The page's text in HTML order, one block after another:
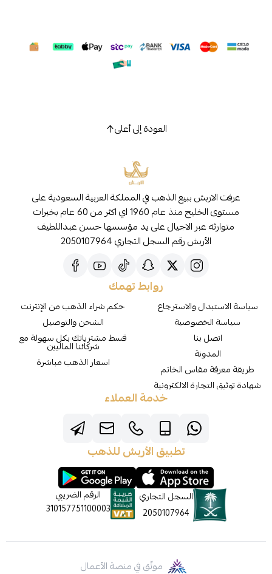
العودة إلى أعلى
عرفت الاربش ببيع الذهب في المملكة العربية السعودية على
مستوى الخليج منذ عام 1960 اي اكثر من 60 عام بخبرات
متوارثه عبر الاجيال على يد مؤسسها حسن عبداللطيف
الأربش رقم السجل التجاري 2050107964
روابط تهمك
سياسة الاستبدال والاسترجاع
سياسة الخصوصية
اتصل بنا
المدونة
طريقة معرفة مقاس الخاتم
شهادة توثيق التجارة الالكترونية
حكم شراء الذهب من الإنترنت
الشحن والتوصيل
قسط مشترياتك بكل سهولة مع
شركائنا الماليين
اسعار الذهب مباشرة
خدمة العملاء
تطبيق الأربش للذهب
السجل التجاري
2050107964
الرقم الضريبي
310157751100003
موثّق في منصة الأعمال